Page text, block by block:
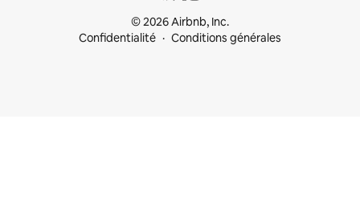
© 2026 Airbnb, Inc.
Confidentialité
Conditions générales